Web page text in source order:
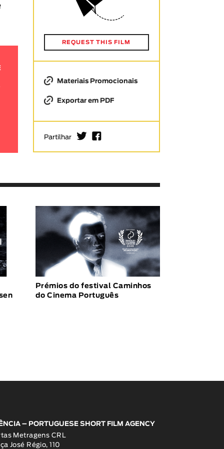
REQUEST THIS FILM
Materiais Promocionais
Exportar em PDF
Partilhar I F
Prémios do festival Caminhos
do Cinema Português
– PORTUGUESE SHORT FILM AGENCY
Metragens CRL
José Régio, 110